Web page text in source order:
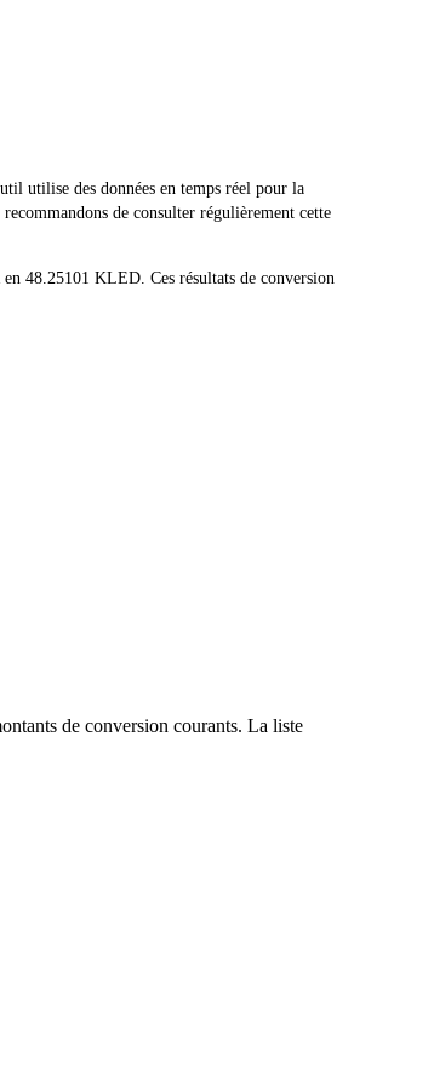
utilise des données en temps réel pour la
de consulter régulièrement cette
48.25101 KLED. Ces résultats de conversion
de conversion courants. La liste